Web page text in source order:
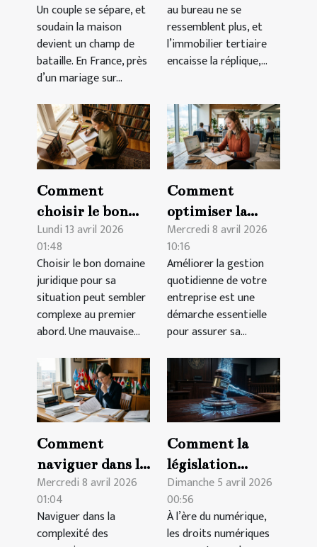
vente d'un bien
immobilier
Un couple se sépare, et
soudain la maison
devient un champ de
bataille. En France, près
d’un mariage sur...
mieux travailler
au bureau ne se
ressemblent plus, et
l’immobilier tertiaire
encaisse la réplique,...
Comment
choisir le bon
domaine
juridique pour
votre situation
?
Lundi 13 avril 2026
01:48
Choisir le bon domaine
juridique pour sa
situation peut sembler
complexe au premier
abord. Une mauvaise...
Comment
optimiser la
gestion
quotidienne de
votre entreprise
?
Mercredi 8 avril 2026
10:16
Améliorer la gestion
quotidienne de votre
entreprise est une
démarche essentielle
pour assurer sa...
Comment
naviguer dans la
complexité des
successions
internationales
Mercredi 8 avril 2026
01:04
Naviguer dans la
complexité des
Comment la
législation
influence-t-elle
l'évolution des
droits
Dimanche 5 avril 2026
00:56
À l’ère du numérique,
les droits numériques